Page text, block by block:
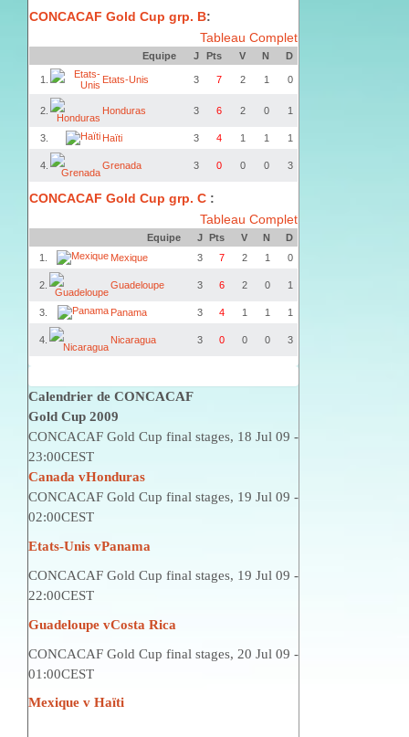
CONCACAF Gold Cup grp. B:
Tableau Complet
Equipe J Pts V N D
1. Etats-Unis 3 7 2 1 0
2. Honduras 3 6 2 0 1
3. Haïti 3 4 1 1 1
4. Grenada 3 0 0 0 3
CONCACAF Gold Cup grp. C :
Tableau Complet
Equipe J Pts V N
D
1.
Mexique 3 7 2 1 0
2. Guadeloupe 3 6 2 0 1
3. Panama 3 4 1 1 1
4. Nicaragua 3 0 0 0 3
Calendrier de CONCACAF
Gold Cup 2009
CONCACAF Gold Cup final stages, 18 Jul 09 -
23:00CEST
Canada vHonduras
CONCACAF Gold Cup final stages, 19 Jul 09 -
02:00CEST
Etats-Unis vPanama
CONCACAF Gold Cup final stages, 19 Jul 09 -
22:00CEST
Guadeloupe vCosta Rica
CONCACAF Gold Cup final stages, 20 Jul 09 -
01:00CEST
Mexique v Haïti